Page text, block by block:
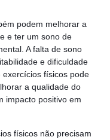
podem melhorar a
e ter um sono de
A falta de sono
e dificuldade
exercícios físicos pode
a qualidade do
impacto positivo em
físicos não precisam